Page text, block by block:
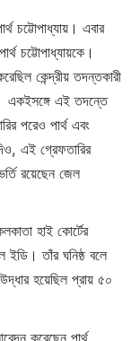
চট্টোপাধ্যায়। এবার
চট্টোপাধ্যায়কে।
কেন্দ্রীয় তদন্তকারী
একইসঙ্গে এই তদন্তে
পরেও পার্থ এবং
এই গ্রেফতারির
রয়েছেন জেল
হাই কোর্টের
ইডি। তাঁর ঘনিষ্ঠ বলে
হয়েছিল প্রায় ৫০
করেছেন পার্থ